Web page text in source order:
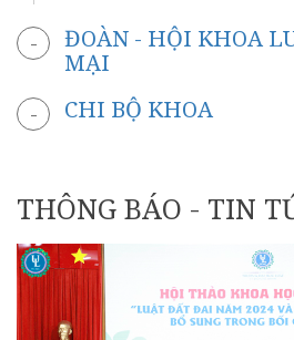
-
ĐOÀN - HỘI KHOA
MẠI
-
CHI BỘ KHOA
THÔNG BÁO - TIN